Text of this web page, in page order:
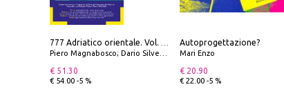
777 Adriatico orientale. Vol. 1: Istria, Costa della Dalmazia da Smrika a Zara, Isole del Quarnaro, Pag, Arcipelaghi di Zara, Sibenico e Incoronate
Piero Magnabosco; Dario Silvestro; Marco Sbrizzi
€ 51.30
€ 54.00 -5 %
Autoprogettazione?
Mari Enzo
€ 20.90
€ 22.00 -5 %